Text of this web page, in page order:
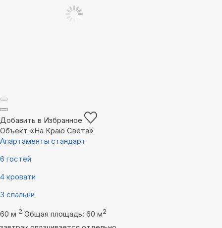
Добавить в Избранное
Объект «На Краю Света»
Апартаменты стандарт
6 гостей
4 кровати
3 спальни
60 м 2 Общая площадь: 60 м2